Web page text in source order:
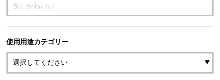
使用用途カテゴリー